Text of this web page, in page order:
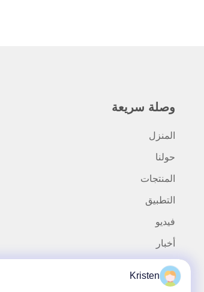
وصلة سريعة
المنزل
حولنا
المنتجات
التطبيق
فيديو
أخبار
القضايا
اتصل بنا
Kristen